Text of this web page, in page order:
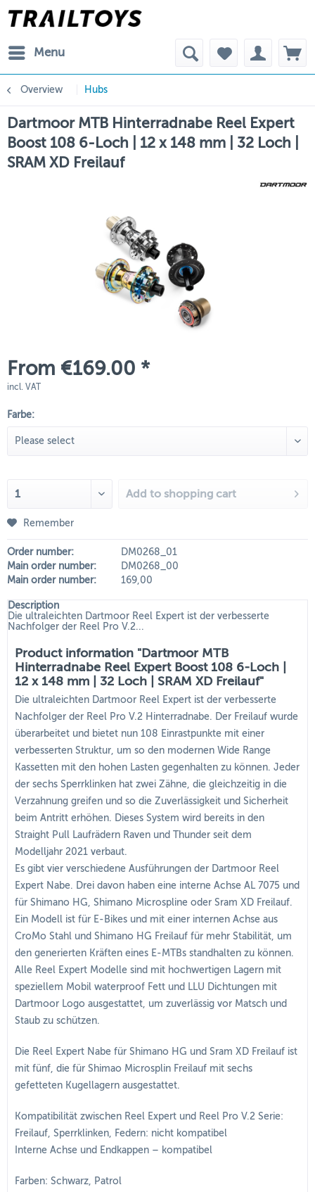
Menu
Overview Hubs
Dartmoor MTB Hinterradnabe Reel Expert
Boost 108 6-Loch | 12 x 148 mm | 32 Loch |
SRAM XD Freilauf
From €169.00 *
incl. VAT
Farbe:
Add to shopping cart
Remember
Order number:
DM0268_01
Main order number:
DM0268_00
Main order number:
169,00
Description
Die ultraleichten Dartmoor Reel Expert ist der verbesserte
Nachfolger der Reel Pro V.2...
Product information "Dartmoor MTB
Hinterradnabe Reel Expert Boost 108 6-Loch |
12 x 148 mm | 32 Loch | SRAM XD Freilauf"
Die ultraleichten Dartmoor Reel Expert ist der verbesserte
Nachfolger der Reel Pro V.2 Hinterradnabe. Der Freilauf wurde
überarbeitet und bietet nun 108 Einrastpunkte mit einer
verbesserten Struktur, um so den modernen Wide Range
Kassetten mit den hohen Lasten gegenhalten zu können. Jeder
der sechs Sperrklinken hat zwei Zähne, die gleichzeitig in die
Verzahnung greifen und so die Zuverlässigkeit und Sicherheit
beim Antritt erhöhen. Dieses System wird bereits in den
Straight Pull Laufrädern Raven und Thunder seit dem
Modelljahr 2021 verbaut.
Es gibt vier verschiedene Ausführungen der Dartmoor Reel
Expert Nabe. Drei davon haben eine interne Achse AL 7075 und
für Shimano HG, Shimano Microspline oder Sram XD Freilauf.
Ein Modell ist für E-Bikes und mit einer internen Achse aus
CroMo Stahl und Shimano HG Freilauf für mehr Stabilität, um
den generierten Kräften eines E-MTBs standhalten zu können.
Alle Reel Expert Modelle sind mit hochwertigen Lagern mit
speziellem Mobil waterproof Fett und LLU Dichtungen mit
Dartmoor Logo ausgestattet, um zuverlässig vor Matsch und
Staub zu schützen.
Die Reel Expert Nabe für Shimano HG und Sram XD Freilauf ist
mit fünf, die für Shimao Microsplin Freilauf mit sechs
gefetteten Kugellagern ausgestattet.
Kompatibilität zwischen Reel Expert und Reel Pro V.2 Serie:
Freilauf, Sperrklinken, Federn: nicht kompatibel
Interne Achse und Endkappen – kompatibel
Farben: Schwarz, Patrol